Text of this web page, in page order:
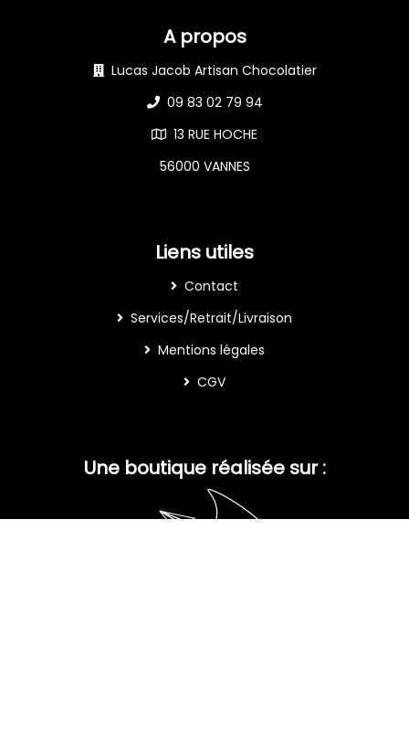
A propos
Lucas Jacob Artisan Chocolatier
09 83 02 79 94
13 RUE HOCHE
56000 VANNES
Liens utiles
Contact
Services/Retrait/Livraison
Mentions légales
CGV
Une boutique réalisée sur :